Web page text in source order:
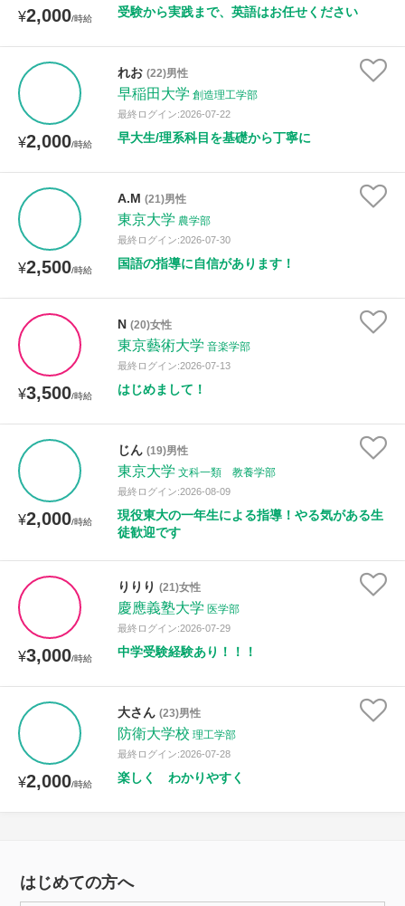
¥2,000/時給 受験から実践まで、英語はお任せください
¥2,000/時給
れお (22)男性
早稲田大学 創造理工学部
最終ログイン:2026-07-22
早大生/理系科目を基礎から丁寧に
¥2,500/時給
A.M (21)男性
東京大学 農学部
最終ログイン:2026-07-30
国語の指導に自信があります！
¥3,500/時給
N (20)女性
東京藝術大学 音楽学部
最終ログイン:2026-07-13
はじめまして！
¥2,000/時給
じん (19)男性
東京大学 文科一類 教養学部
最終ログイン:2026-08-09
現役東大の一年生による指導！やる気がある生
徒歓迎です
¥3,000/時給
りりり (21)女性
慶應義塾大学 医学部
最終ログイン:2026-07-29
中学受験経験あり！！！
¥2,000/時給
大さん (23)男性
防衛大学校 理工学部
最終ログイン:2026-07-28
楽しく わかりやすく
はじめての方へ